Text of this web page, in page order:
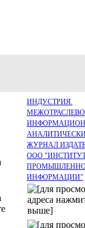
ИНДУСТРИЯ.
ЖУРНАЛ
ООО
ИНФОРМАЦИИ"